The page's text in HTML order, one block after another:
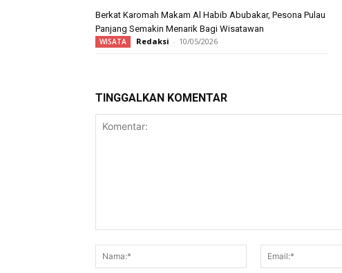
Berkat Karomah Makam Al Habib Abubakar, Pesona Pulau
Panjang Semakin Menarik Bagi Wisatawan
WISATA Redaksi - 10/05/2026
TINGGALKAN KOMENTAR
Nama:*